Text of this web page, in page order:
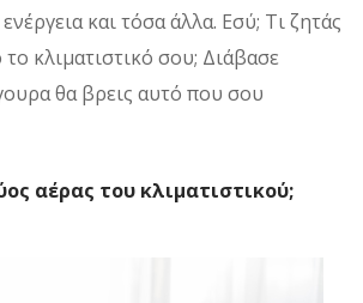
και τόσα άλλα. Εσύ; Τι ζητάς
κλιματιστικό σου; Διάβασε
θα βρεις αυτό που σου
αέρας του κλιματιστικού;